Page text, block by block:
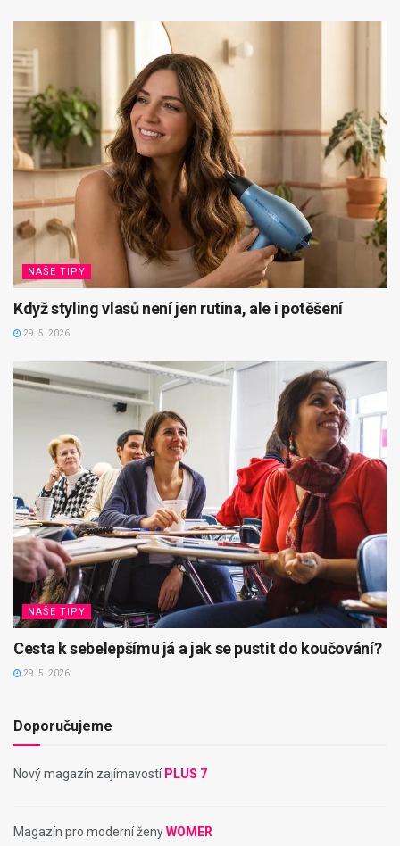
NAŠE TIPY
Když styling vlasů není jen rutina, ale i potěšení
29. 5. 2026
NAŠE TIPY
Cesta k sebelepšímu já a jak se pustit do koučování?
29. 5. 2026
Doporučujeme
Nový magazín zajímavostí PLUS 7
Magazín pro moderní ženyWOMER